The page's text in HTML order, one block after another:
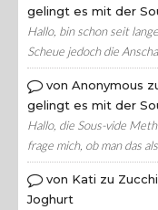
gelingt es mit der
Hallo, bin schon seit
Scheue jedoch die
von Anonymous
gelingt es mit der
Hallo, die Sous-vide
frage mich, ob man das
von Kati zu
Joghurt